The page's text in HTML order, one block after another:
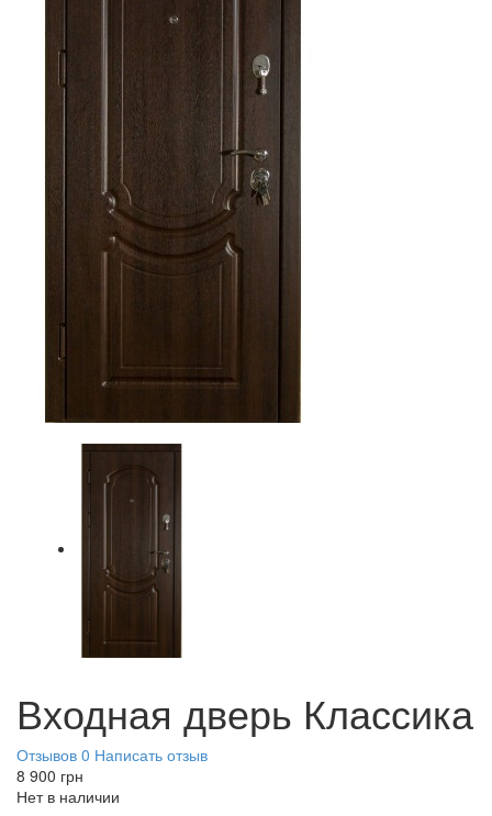
Входная дверь Классика
Отзывов 0 Написать отзыв
8 900 грн
Нет в наличии